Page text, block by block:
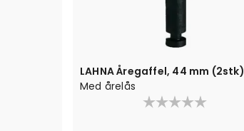
LAHNA Åregaffel, 44 mm (2stk)
Med årelås